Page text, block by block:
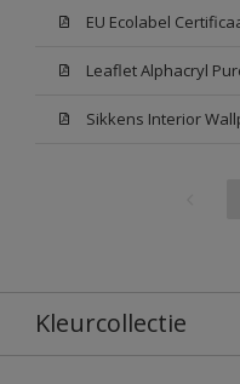
EU Ecolabel
Leaflet Alphacryl
Kleurcollectie